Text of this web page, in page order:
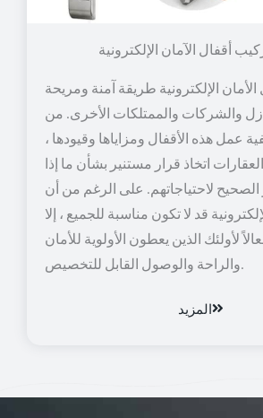
الأمان الإلكترونية طريقة آمنة ومريحة
والشركات والممتلكات الأخرى. من
عمل هذه الأقفال ومزاياها وقيودها ،
اتخاذ قرار مستنير بشأن ما إذا
الصحيح لاحتياجاتهم. على الرغم من أن
قد لا تكون مناسبة للجميع ، إلا
لأولئك الذين يعطون الأولوية للأمان
والراحة والوصول القابل للتخصيص.
المزيد